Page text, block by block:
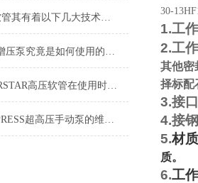
超高压软管其有着以下几大技术特点
HII气动增压泵究竟是如何使用的呢？
德国SPIRSTAR高压软管在使用时的事项是很重要的
谈谈EUPRESS超高压手动泵的维护和工作原理
30-
1.工
2.工
其他密
择标配
3.接
4.接
5.材
质。
6.工